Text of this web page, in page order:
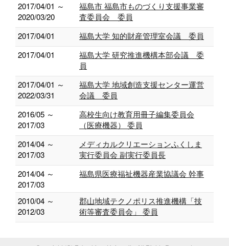
2017/04/01 ～
2020/03/20
福島市 福島市ものづくり支援事業審
査委員会 委員
2017/04/01
福島大学 知的財産管理室会議 委員
2017/04/01
福島大学 研究推進機構本部会議 委
員
2017/04/01 ～
2022/03/31
福島大学 地域創造支援センター運営
会議 委員
2016/05 ～
2017/03
高校生向け教育用冊子編集委員会
（医療機器） 委員
2014/04 ～
2017/03
メディカルクリエーションふくしま
実行委員会 副実行委員長
2014/04 ～
2017/03
福島県医療福祉機器産業協議会 幹事
2010/04 ～
2012/03
郡山地域テクノポリス推進機構「技
術等審査委員会」 委員